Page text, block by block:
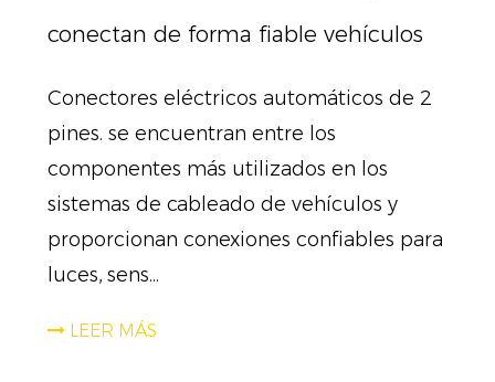
conectan de forma fiable vehículos
Conectores eléctricos automáticos de 2
pines. se encuentran entre los
componentes más utilizados en los
sistemas de cableado de vehículos y
proporcionan conexiones confiables para
luces, sens...
LEER MÁS